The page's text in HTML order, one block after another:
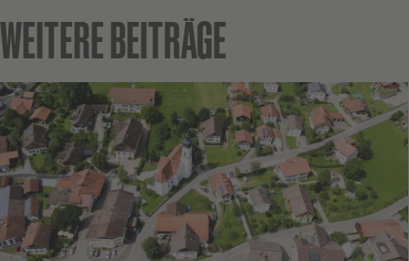
WEITERE BEITRÄGE